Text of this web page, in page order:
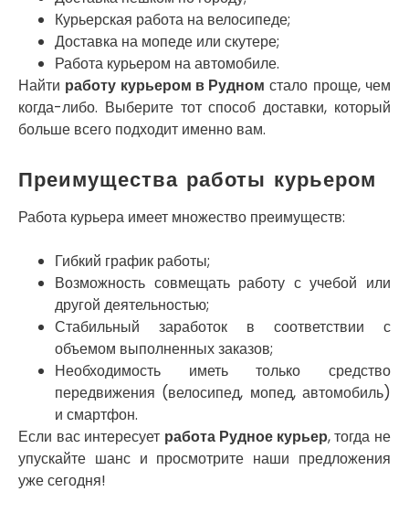
Курьерская работа на велосипеде;
Доставка на мопеде или скутере;
Работа курьером на автомобиле.
Найти работу курьером в Рудном стало проще, чем
когда-либо. Выберите тот способ доставки, который
больше всего подходит именно вам.
Преимущества работы курьером
Работа курьера имеет множество преимуществ:
Гибкий график работы;
Возможность совмещать работу с учебой или
другой деятельностью;
Стабильный заработок в соответствии с
объемом выполненных заказов;
Необходимость иметь только средство
передвижения (велосипед, мопед, автомобиль)
и смартфон.
Если вас интересует работа Рудное курьер, тогда не
упускайте шанс и просмотрите наши предложения
уже сегодня!
Нежин
Никитинцы
Николаев
Никополь
Новоалександровка
Новомосковск
Нововолынск
Обухов
Обуховка
Острог
Павлоград
Переяслав
Первомайск
Песочин
Петриков
Петропавловская Борщаговка
Подгородное
Погребы
Покров
Полтава
Прилуки